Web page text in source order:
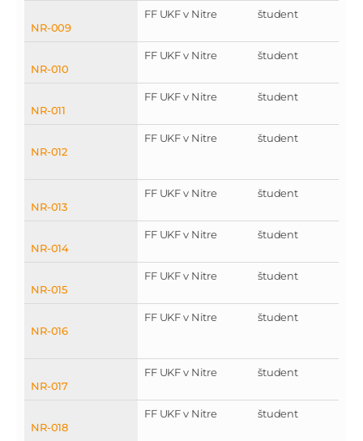
NR-009
FF UKF v Nitre študent
NR-010
FF UKF v Nitre študent
NR-011
FF UKF v Nitre študent
NR-012
FF UKF v Nitre študent
NR-013
FF UKF v Nitre študent
NR-014
FF UKF v Nitre študent
NR-015
FF UKF v Nitre študent
NR-016
FF UKF v Nitre študent
NR-017
FF UKF v Nitre študent
NR-018
FF UKF v Nitre študent